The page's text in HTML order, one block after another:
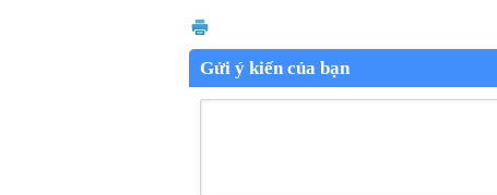
Gửi ý kiến của bạn